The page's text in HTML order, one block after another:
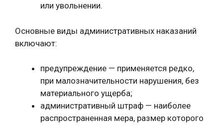
или увольнении.
Основные виды административных наказаний
включают:
предупреждение — применяется редко,
при малозначительности нарушения, без
материального ущерба;
административный штраф — наиболее
распространенная мера, размер которого